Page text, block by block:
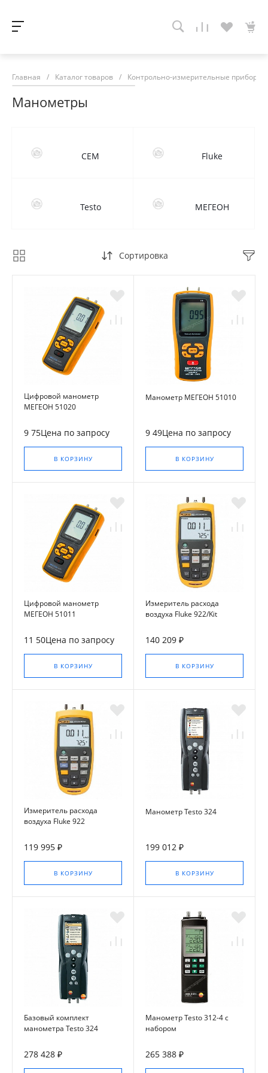
Главная / Каталог товаров / Контрольно-измерительные приборы
Манометры
CEM Fluke
Testo МЕГЕОН
Сортировка
Цифровой манометр
МЕГЕОН 51020
9 75Цена по запросу
В КОРЗИНУ
Манометр МЕГЕОН 51010
9 49Цена по запросу
В КОРЗИНУ
Цифровой манометр
МЕГЕОН 51011
11 50Цена по запросу
В КОРЗИНУ
Измеритель расхода
воздуха Fluke 922/Kit
140 209 ₽
В КОРЗИНУ
Измеритель расхода
воздуха Fluke 922
119 995 ₽
В КОРЗИНУ
Манометр Testo 324
199 012 ₽
В КОРЗИНУ
Базовый комплект
манометра Testo 324
278 428 ₽
Манометр Testo 312-4 с
набором
265 388 ₽